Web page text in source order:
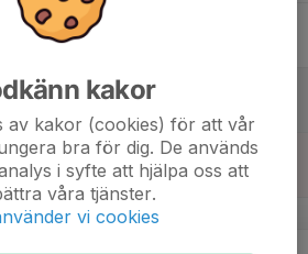
v.34
kakor
av kakor (cookies) för att vår
bra för dig. De används
i syfte att hjälpa oss att
våra tjänster.
vi cookies